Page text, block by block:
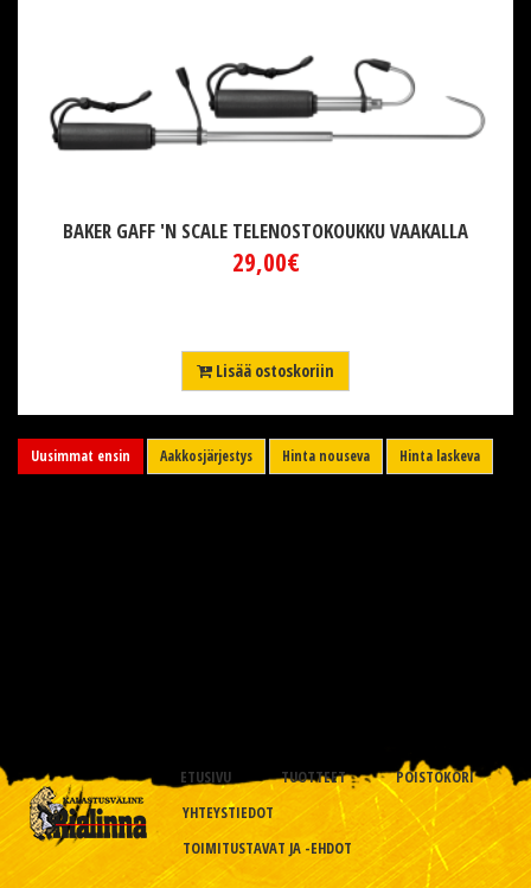
BAKER GAFF 'N SCALE TELENOSTOKOUKKU VAAKALLA
29,00€
Lisää ostoskoriin
Uusimmat ensin Aakkosjärjestys Hinta nouseva Hinta laskeva
ETUSIVU TUOTTEET
POISTOKORI
YHTEYSTIEDOT
TOIMITUSTAVAT JA -EHDOT